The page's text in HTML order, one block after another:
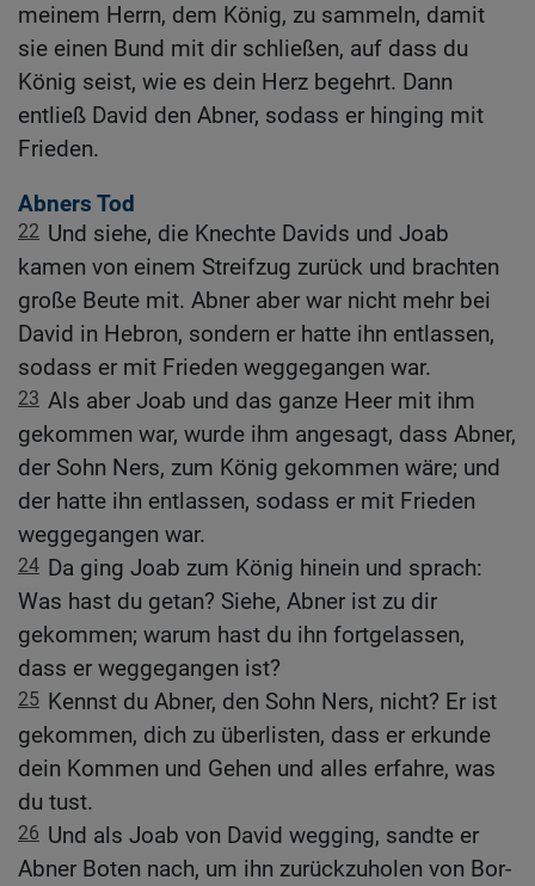
meinem Herrn, dem König, zu sammeln, damit
sie einen Bund mit dir schließen, auf dass du
König seist, wie es dein Herz begehrt. Dann
entließ David den Abner, sodass er hinging mit
Frieden.
Abners Tod
22 Und siehe, die Knechte Davids und Joab
kamen von einem Streifzug zurück und brachten
große Beute mit. Abner aber war nicht mehr bei
David in Hebron, sondern er hatte ihn entlassen,
sodass er mit Frieden weggegangen war.
23 Als aber Joab und das ganze Heer mit ihm
gekommen war, wurde ihm angesagt, dass Abner,
der Sohn Ners, zum König gekommen wäre; und
der hatte ihn entlassen, sodass er mit Frieden
weggegangen war.
24 Da ging Joab zum König hinein und sprach:
Was hast du getan? Siehe, Abner ist zu dir
gekommen; warum hast du ihn fortgelassen,
dass er weggegangen ist?
25 Kennst du Abner, den Sohn Ners, nicht? Er ist
gekommen, dich zu überlisten, dass er erkunde
dein Kommen und Gehen und alles erfahre, was
du tust.
26 Und als Joab von David wegging, sandte er
Abner Boten nach, um ihn zurückzuholen von Bor-